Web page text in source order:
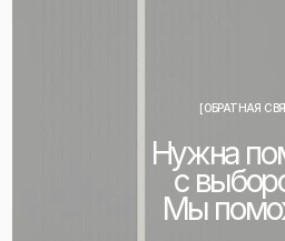
Нужна
с
Мы
[ОБРАТНАЯ